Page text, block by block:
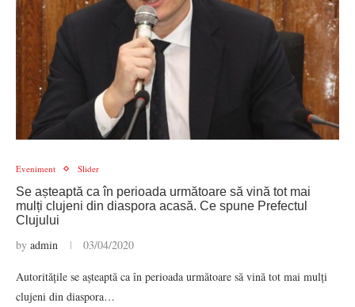
Eveniment Slider
Se așteaptă ca în perioada următoare să vină tot mai
mulți clujeni din diaspora acasă. Ce spune Prefectul
Clujului
by admin 03/04/2020
Autoritățile se așteaptă ca în perioada următoare să vină tot mai mulți
clujeni din diaspora…